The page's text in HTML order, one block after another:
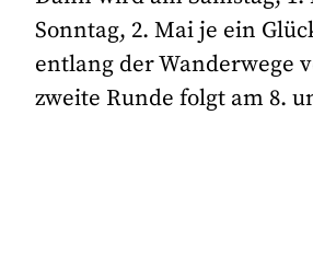
Sonntag, 2. Mai je ein
entlang der Wanderwege
zweite Runde folgt am 8.